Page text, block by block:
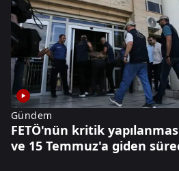
Gündem
FETÖ'nün kritik
ve 15 Temmuz'a giden